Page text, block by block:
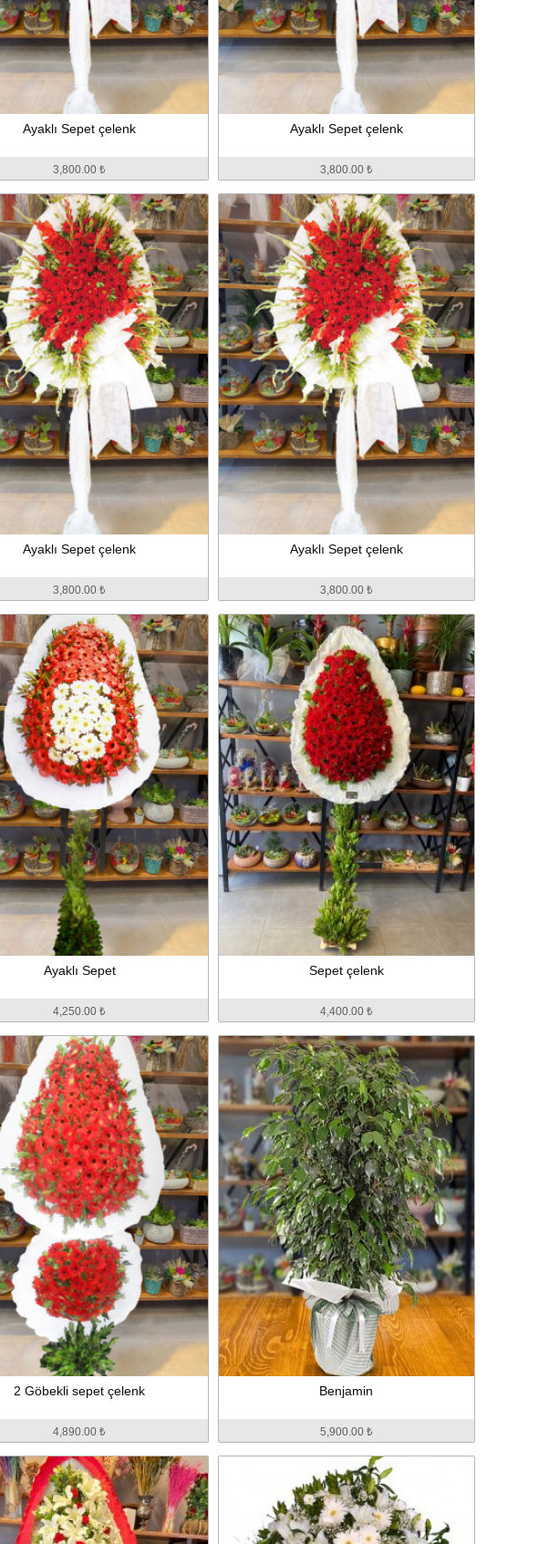
Ayaklı Sepet çelenk
3,800.00 ₺
Ayaklı Sepet çelenk
3,800.00 ₺
Ayaklı Sepet çelenk
3,800.00 ₺
Ayaklı Sepet çelenk
3,800.00 ₺
Ayaklı Sepet
4,250.00 ₺
Sepet çelenk
4,400.00 ₺
2 Göbekli sepet çelenk
4,890.00 ₺
Benjamin
5,900.00 ₺